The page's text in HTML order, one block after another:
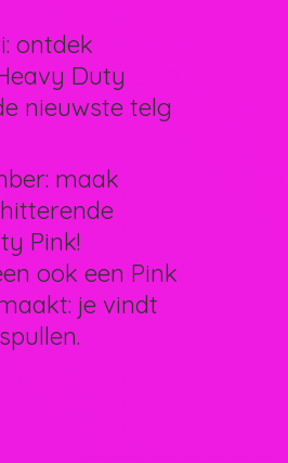
ontdek
Duty
nieuwste telg
maak
Pink!
ook een Pink
je vindt